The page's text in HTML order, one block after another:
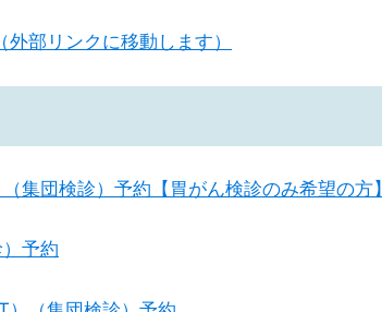
部リンクに移動します）
集団検診）予約【胃がん検診のみ希望の方】
予約